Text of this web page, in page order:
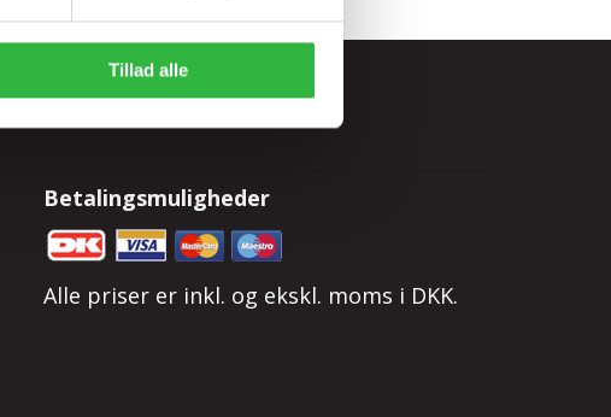
Tillad alle
Betalingsmuligheder
Alle priser er inkl. og ekskl. moms i DKK.